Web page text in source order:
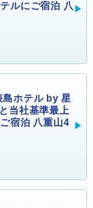
ルにご宿泊 八
ホテル by 星
当社基準最上
宿泊 八重山4